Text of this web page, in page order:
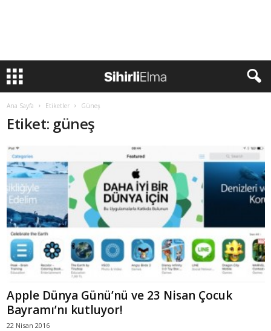
Ana Sayfa Etiketler Güneş
Etiket: güneş
Apple Dünya Günü’nü ve 23 Nisan Çocuk
Bayramı’nı kutluyor!
22 Nisan 2016